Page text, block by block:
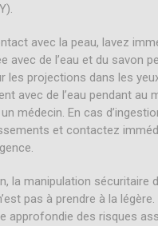
avec la peau, lavez
avec de l’eau et du savon
les projections dans les
avec de l’eau pendant au
médecin. En cas
et contactez
la manipulation sécuritaire
pas à prendre à la légère.
approfondie des risques